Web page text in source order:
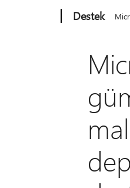
Destek